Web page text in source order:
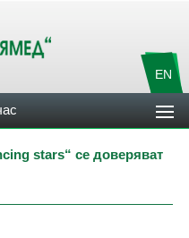
EN
stars“ се доверяват